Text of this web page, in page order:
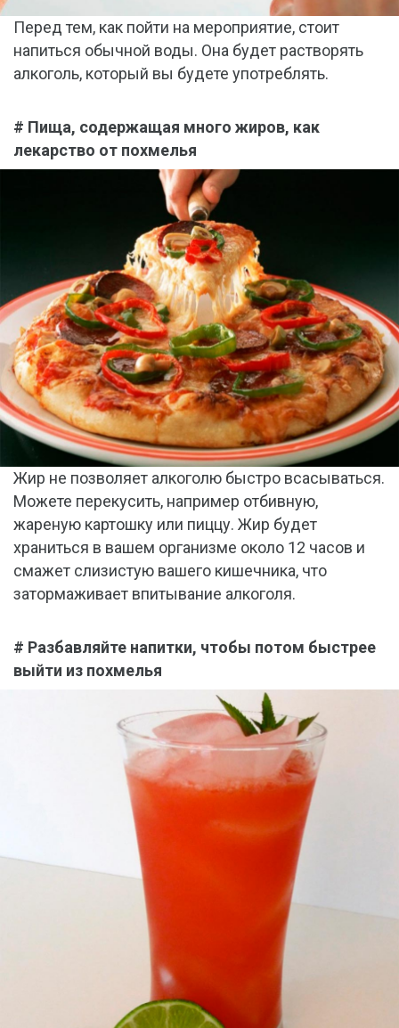
Перед тем, как пойти на мероприятие, стоит
напиться обычной воды. Она будет растворять
алкоголь, который вы будете употреблять.
# Пища, содержащая много жиров, как
лекарство от похмелья
Жир не позволяет алкоголю быстро всасываться.
Можете перекусить, например отбивную,
жареную картошку или пиццу. Жир будет
храниться в вашем организме около 12 часов и
смажет слизистую вашего кишечника, что
затормаживает впитывание алкоголя.
# Разбавляйте напитки, чтобы потом быстрее
выйти из похмелья